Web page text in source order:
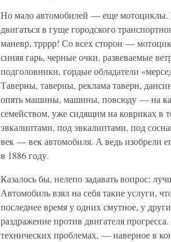
Но мало автомобилей — еще мотоциклы.
двигаться в гуще городского
маневр, трррр! Со всех сторон —
синяя гарь, черные очки, развеваемые
подголовники, гордые обладатели
Таверны, таверны, реклама таверн,
опять машины, машины, повсюду — на
семейством, уже сидящим на ковриках в
эвкалиптами, под эвкалиптами, под
век — век автомобиля. А ведь изобрели
в 1886 году.
Казалось бы, нелепо задавать вопрос:
Автомобиль взял на себя такие услуги,
последнее время у одних смутное, у
раздражение против двигателя
технических проблемах, — наверное в